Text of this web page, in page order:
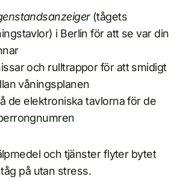
(tågets
i Berlin för att se var din
och rulltrappor för att smidigt
våningsplanen
de elektroniska tavlorna för de
och tjänster flyter bytet
på utan stress.